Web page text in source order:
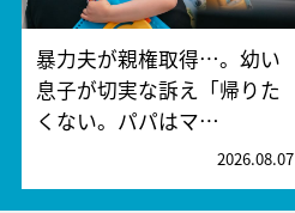
暴力夫が親権取得…。幼い
息子が切実な訴え「帰りた
くない。パパはマ…
2026.08.07